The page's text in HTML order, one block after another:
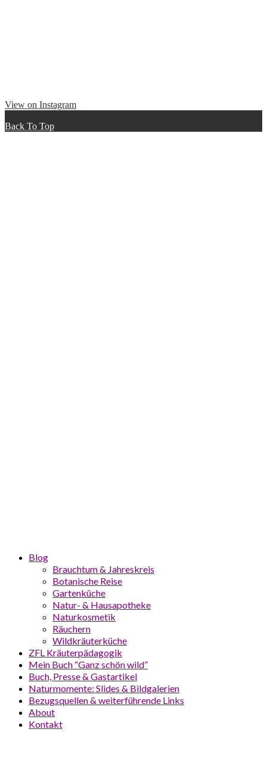
View on Instagram
Back To Top
Blog
Brauchtum & Jahreskreis
Botanische Reise
Gartenküche
Natur- & Hausapotheke
Naturkosmetik
Räuchern
Wildkräuterküche
ZFL Kräuterpädagogik
Mein Buch “Ganz schön wild”
Buch, Presse & Gastartikel
Naturmomente: Slides & Bildgalerien
Bezugsquellen & weiterführende Links
About
Kontakt